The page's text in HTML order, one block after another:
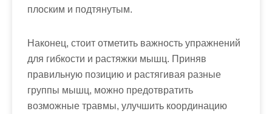
плоским и подтянутым.
Наконец, стоит отметить важность упражнений
для гибкости и растяжки мышц. Приняв
правильную позицию и растягивая разные
группы мышц, можно предотвратить
возможные травмы, улучшить координацию